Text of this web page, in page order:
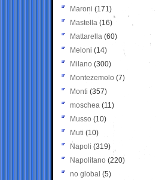
Maroni (171)
Mastella (16)
Mattarella (60)
Meloni (14)
Milano (300)
Montezemolo (7)
Monti (357)
moschea (11)
Musso (10)
Muti (10)
Napoli (319)
Napolitano (220)
no global (5)